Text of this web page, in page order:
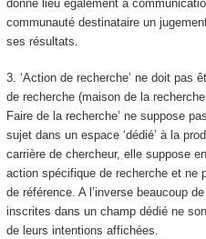
donne lieu également à
communauté destinataire un
ses résultats.
3. ‘Action de recherche’ ne doit pas
de recherche (maison de la
Faire de la recherche’ ne suppose
sujet dans un espace ‘dédié’ à la
carrière de chercheur, elle suppose
action spécifique de recherche et ne
de référence. A l’inverse beaucoup
inscrites dans un champ dédié ne
de leurs intentions affichées.